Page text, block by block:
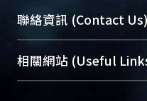
臺大位居世界頂尖大
展現本校豐碩的研究
機構典藏（NTUR）與
台，成為臺大學術典
聯絡資訊 (Contact Us)
總館學科館員(Main
醫學圖書館學科館員
相關網站 (Useful